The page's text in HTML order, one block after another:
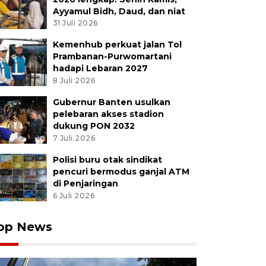
Ayyamul Bidh, Daud, dan niat
31 Juli 2026
Kemenhub perkuat jalan Tol
Prambanan-Purwomartani
hadapi Lebaran 2027
8 Juli 2026
Gubernur Banten usulkan
pelebaran akses stadion
dukung PON 2032
7 Juli 2026
Polisi buru otak sindikat
pencuri bermodus ganjal ATM
di Penjaringan
6 Juli 2026
News